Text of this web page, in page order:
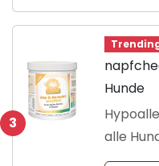
3
Hunde
alle